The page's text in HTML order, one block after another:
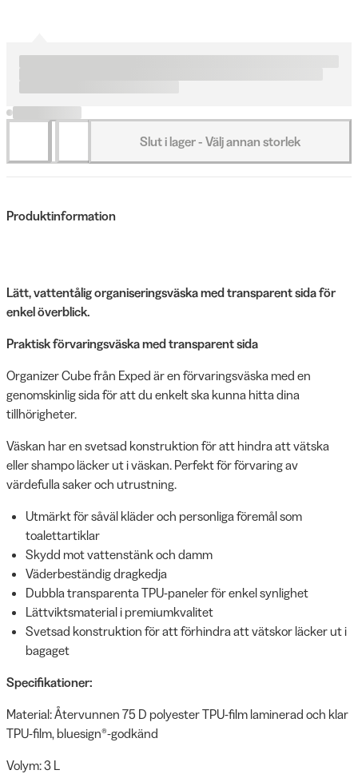
Slut i lager - Välj annan storlek
Produktinformation
Lätt, vattentålig organiseringsväska med transparent sida för
enkel överblick.
Praktisk förvaringsväska med transparent sida
Organizer Cube från Exped är en förvaringsväska med en
genomskinlig sida för att du enkelt ska kunna hitta dina
tillhörigheter.
Väskan har en svetsad konstruktion för att hindra att vätska
eller shampo läcker ut i väskan. Perfekt för förvaring av
värdefulla saker och utrustning.
Utmärkt för såväl kläder och personliga föremål som
toalettartiklar
Skydd mot vattenstänk och damm
Väderbeständig dragkedja
Dubbla transparenta TPU-paneler för enkel synlighet
Lättviktsmaterial i premiumkvalitet
Svetsad konstruktion för att förhindra att vätskor läcker ut i
bagaget
Specifikationer:
Material: Återvunnen 75 D polyester TPU-film laminerad och klar
TPU-film, bluesign®-godkänd
Volym: 3 L